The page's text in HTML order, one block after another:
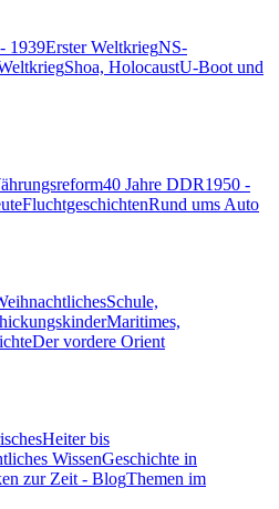
1939Erster WeltkriegNS-
Shoa, HolocaustU-Boot und
40 Jahre DDR1950 -
FluchtgeschichtenRund ums Auto
Schule,
Maritimes,
Der vordere Orient
Heiter bis
WissenGeschichte in
zur Zeit - BlogThemen im